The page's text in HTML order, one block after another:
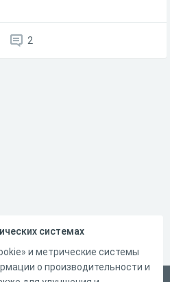
2
системах
и метрические системы
о производительности и